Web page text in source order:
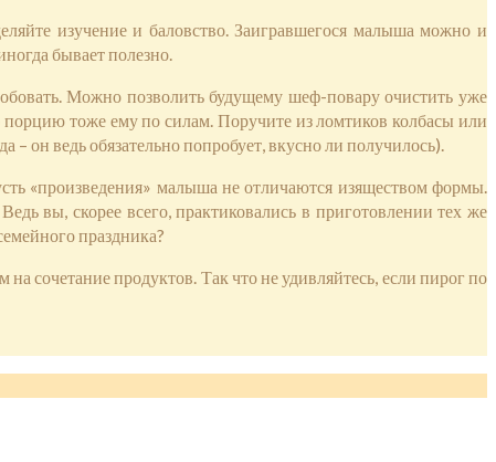
изучение и баловство. Заигравшегося малыша можно и
бывает полезно.
Можно позволить будущему шеф-повару очистить уже
тоже ему по силам. Поручите из ломтиков колбасы или
он ведь обязательно попробует, вкусно ли получилось).
«произведения» малыша не отличаются изяществом формы.
вы, скорее всего, практиковались в приготовлении тех же
праздника?
сочетание продуктов. Так что не удивляйтесь, если пирог по